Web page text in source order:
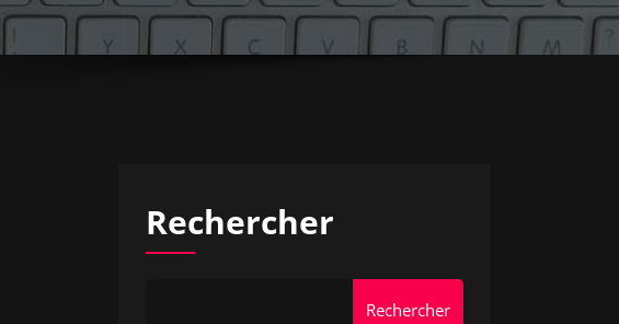
Rechercher
Rechercher